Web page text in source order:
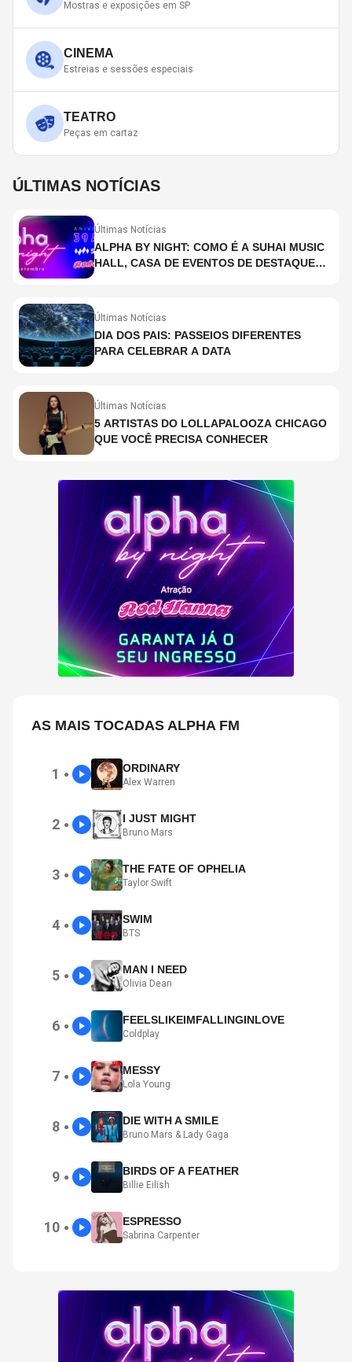
Mostras e exposições em SP
CINEMA
Estreias e sessões especiais
TEATRO
Peças em cartaz
ÚLTIMAS NOTÍCIAS
Últimas Notícias
ALPHA BY NIGHT: COMO É A SUHAI MUSIC
HALL, CASA DE EVENTOS DE DESTAQUE
Últimas Notícias
DIA DOS PAIS: PASSEIOS DIFERENTES
PARA CELEBRAR A DATA
Últimas Notícias
5 ARTISTAS DO LOLLAPALOOZA CHICAGO
QUE VOCÊ PRECISA CONHECER
AS MAIS TOCADAS ALPHA FM
1 ● ORDINARY
Alex Warren
2 ● I JUST MIGHT
Bruno Mars
3 ● THE FATE OF OPHELIA
Taylor Swift
4 ● SWIM
BTS
5 ● MAN I NEED
Olivia Dean
6 ● FEELSLIKEIMFALLINGINLOVE
Coldplay
7 ● MESSY
Lola Young
8 ● DIE WITH A SMILE
Bruno Mars & Lady Gaga
9 ● BIRDS OF A FEATHER
Billie Eilish
10 ● ESPRESSO
Sabrina Carpenter